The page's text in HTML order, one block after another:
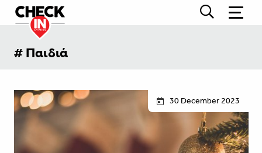
# Παιδιά
30 December 2023